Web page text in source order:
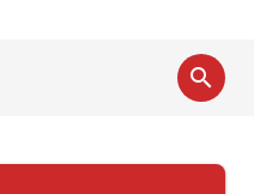
search